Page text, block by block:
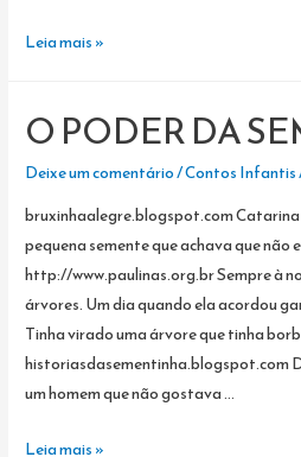
VAMOS
MUNDO
Leia mais »
O PODER DA
Deixe um comentário/Contos Infantis
bruxinhaalegre.blogspot.com Catarina
pequena semente que achava que não
http://www.paulinas.org.br Sempre à
árvores. Um dia quando ela acordou
Tinha virado uma árvore que tinha
historiasdasementinha.blogspot.com
um homem que não gostava …
O
Leia mais »